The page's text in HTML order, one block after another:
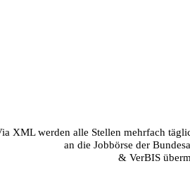
XML werden alle Stellen mehrfach
an die Jobbörse der
& VerBIS